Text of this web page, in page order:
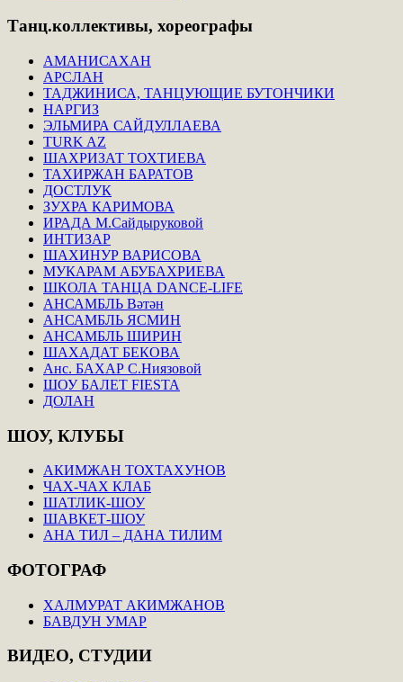
Танц.коллективы, хореографы
АМАНИСАХАН
АРСЛАН
ТАДЖИНИСА, ТАНЦУЮЩИЕ БУТОНЧИКИ
НАРГИЗ
ЭЛЬМИРА САЙДУЛЛАЕВА
TURK AZ
ШАХРИЗАТ ТОХТИЕВА
ТАХИРЖАН БАРАТОВ
ДОСТЛУК
ЗУХРА КАРИМОВА
ИРАДА М.Сайдыруковой
ИНТИЗАР
ШАХИНУР ВАРИСОВА
МУКАРАМ АБУБАХРИЕВА
ШКОЛА ТАНЦА DANCE-LIFE
АНСАМБЛЬ Вәтән
АНСАМБЛЬ ЯСМИН
АНСАМБЛЬ ШИРИН
ШАХАДАТ БЕКОВА
Анс. БАХАР С.Ниязовой
ШОУ БАЛЕТ FIESTA
ДОЛАН
ШОУ, КЛУБЫ
АКИМЖАН ТОХТАХУНОВ
ЧАХ-ЧАХ КЛАБ
ШАТЛИК-ШОУ
ШАВКЕТ-ШОУ
АНА ТИЛ – ДАНА ТИЛИМ
ФОТОГРАФ
ХАЛМУРАТ АКИМЖАНОВ
БАВДУН УМАР
ВИДЕО, СТУДИИ